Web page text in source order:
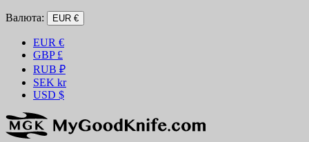
Валюта: EUR €
EUR €
GBP £
RUB ₽
SEK kr
USD $